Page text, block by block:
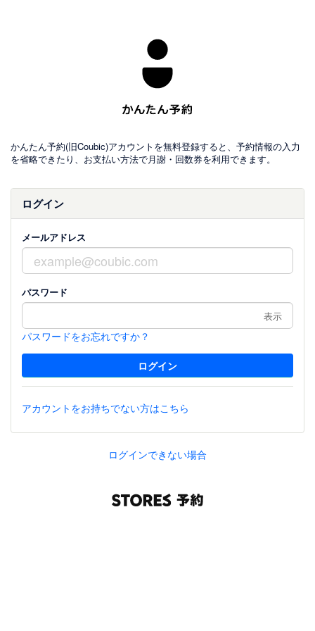
かんたん予約(旧Coubic)アカウントを無料登録すると、予約情報の入力
を省略できたり、お支払い方法で月謝・回数券を利用できます。
ログイン
メールアドレス
パスワード
表示
パスワードをお忘れですか？
アカウントをお持ちでない方はこちら
ログインできない場合